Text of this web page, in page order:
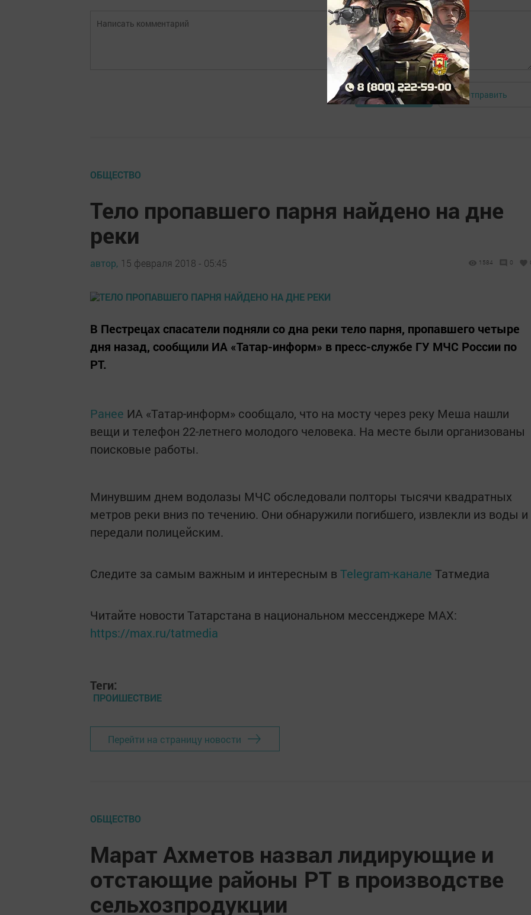
Авторизоваться Отправить
ОБЩЕСТВО
Тело пропавшего парня найдено на дне
реки
автор, 15 февраля 2018 - 05:45 1584 0
В Пестрецах спасатели подняли со дна реки тело парня, пропавшего четыре
дня назад, сообщили ИА «Татар-информ» в пресс-службе ГУ МЧС России по
РТ.
Ранее ИА «Татар-информ» сообщало, что на мосту через реку Меша нашли
вещи и телефон 22-летнего молодого человека. На месте были организованы
поисковые работы.
Минувшим днем водолазы МЧС обследовали полторы тысячи квадратных
метров реки вниз по течению. Они обнаружили погибшего, извлекли из воды и
передали полицейским.
Следите за самым важным и интересным в Telegram-канале Татмедиа
Читайте новости Татарстана в национальном мессенджере MАХ:
https://max.ru/tatmedia
Теги:
ПРОИШЕСТВИЕ
Перейти на страницу новости
ОБЩЕСТВО
Марат Ахметов назвал лидирующие и
отстающие районы РТ в производстве
сельхозпродукции